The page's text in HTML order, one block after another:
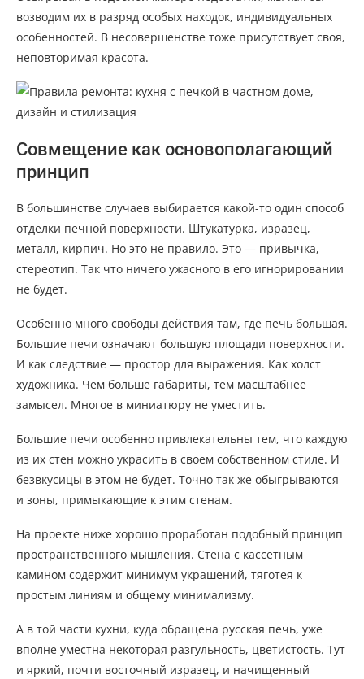
возводим их в разряд особых находок, индивидуальных
особенностей. В несовершенстве тоже присутствует своя,
неповторимая красота.
Совмещение как основополагающий
принцип
В большинстве случаев выбирается какой-то один способ
отделки печной поверхности. Штукатурка, изразец,
металл, кирпич. Но это не правило. Это — привычка,
стереотип. Так что ничего ужасного в его игнорировании
не будет.
Особенно много свободы действия там, где печь большая.
Большие печи означают большую площади поверхности.
И как следствие — простор для выражения. Как холст
художника. Чем больше габариты, тем масштабнее
замысел. Многое в миниатюру не уместить.
Большие печи особенно привлекательны тем, что каждую
из их стен можно украсить в своем собственном стиле. И
безвкусицы в этом не будет. Точно так же обыгрываются
и зоны, примыкающие к этим стенам.
На проекте ниже хорошо проработан подобный принцип
пространственного мышления. Стена с кассетным
камином содержит минимум украшений, тяготея к
простым линиям и общему минимализму.
А в той части кухни, куда обращена русская печь, уже
вполне уместна некоторая разгульность, цветистость. Тут
и яркий, почти восточный изразец, и начищенный